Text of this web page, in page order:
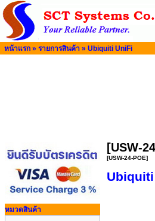
หน้าแรก » รายการสินค้า » Ubiquiti UniFi
หมวดสินค้า
[USW-
[USW-24-POE]
Ubiquiti